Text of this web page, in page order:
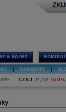
& SAZBY
KOMODITY
CZK/€ 24,232 -0,02%